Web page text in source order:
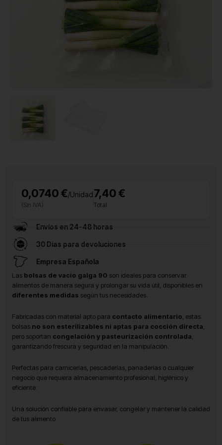
0,0740 €/Unidad
(Sin IVA)
7,40 €
Total
Envíos en 24-48 horas
30 Días para devoluciones
Empresa Española
Las bolsas de vacío galga 90 son ideales para conservar
alimentos de manera segura y prolongar su vida útil, disponibles en
diferentes medidas según tus necesidades.
Fabricadas con material apto para contacto alimentario , estas
bolsas no son esterilizables ni aptas para cocción directa
pero soportan congelación y pasteurización controlada
garantizando frescura y seguridad en la manipulación.
Perfectas para carnicerías, pescaderías, panaderías o cualquier
negocio que requiera almacenamiento profesional, higiénico y
eficiente.
Una solución confiable para envasar, congelar y mantener la calidad
de tus alimento